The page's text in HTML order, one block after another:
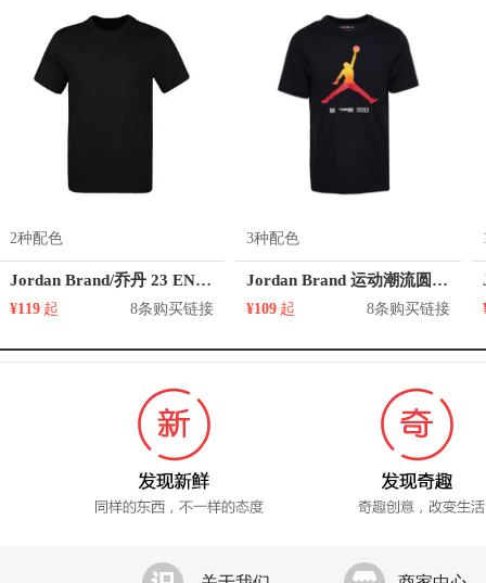
2种配色
Jordan Brand/乔丹 23 ENGINEERED 美式印花图案篮球正肩短袖T恤 CV7974
¥119 起 8条购买链接
3种配色
Jordan Brand 运动潮流圆领短袖T恤 男女同款 CW0852
¥109 起 8条购买链接